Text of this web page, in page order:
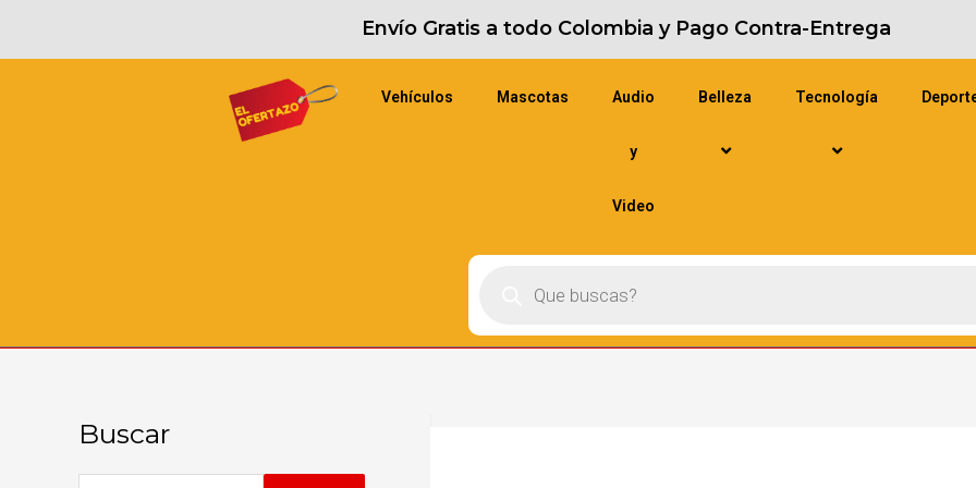
Envío Gratis a todo Colombia y Pago Contra-Entrega
Vehículos Mascotas Audio
y
Video
Belleza Tecnología
Buscar